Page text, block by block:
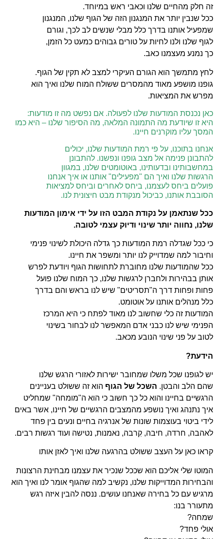
זה חלק מהחיים שלנו וכאבי ראש במיוחד.
ככל שנבין יותר את המנגנון הזה של הגוף שלנו, המנגנון
שמפעיל אותנו בדרך כלל מבלי שנשים לב לכך, וגורם
לגוף שלנו ולנו לחיות על טורים גבוהים כמעט כל הזמן,
כך נמנע מעצמנו כאב.
לחץ מתמשך הוא הגורם העיקרי למצב לא תקין של הגוף.
גופנו מושפע מאוד מהמסרים ששולח המוח שלנו ואיך הוא
מפרש את המציאות.
כאן נכנסת המודעות שלנו לפעולה. אם נפשט מה זו מודעות:
היא זו שיודעת מה התמונה המלאה, מה הסיפור שלנו – היא כמו
המסך עליו מוקרנים חיינו.
אנחנו בתוכנו, על פי רמת המודעות שלנו, יכולים
להתבונן פנימה אל מצב גופנו ונפשנו. להתבונן
במחשבותינו ובדעותינו, באוטומטים שלנו, במגוון
הרגשות שלנו ואיך הם "מפעילים" אותנו או איך אנחנו
פועלים ביחס לעצמנו, ביחס לאחרים וביחס למציאות
הסובבת אותנו, כביכול מנקודת מבט חיצונית לנו.
ככל שנתאמן על נקודת המבט הזו על ידי אימון המודעות
שלנו, נחווה יותר שינוי ודיוק עצמי לטובה.
כי ככל שגדלה רמת המודעות כך גדלה היכולת לשינוי פנימי
וחיבור למה שמדוייק לנו יותר ומשפר את חיינו.
ככל שהמודעות שלנו מחוברת לתחושות הגוף ויודעת לפרש
אותן בבהירות ולחברן לרגשות שלנו, כך המוח שלנו פועל
פחות ופחות דרך ה"תסריטים" שיש לנו בראש והם בדרך
כלל מנהלים אותנו על אוטומט.
המודעות זה כלי שחשוב לנו מאוד לפתח כי היא המרכז
הפנימי שיש לנו כבני אדם המאפשר לנו לבחור בשינוי
לטוב על פני שינוי הנובע מכאב.
הידעת?
יש לגופנו שכל משלו שמחובר ישירות לאזורי הרגש שלנו
שהם הלב והבטן. השכל של הגוף הוא זה ששולט בעניינים
הרגשיים בחיינו והוא כל כך חשוב כי הוא ה"מומחה" שמחליט
איך נתנהג ואיך נושפע מהמצבים הרגשיים של חיינו, אשר באים
לידי ביטוי בעוצמות שונות של אנרגיה בחיים ונעים בין פחד
לאהבה, חרדה, חיבה, קִרבה, נאמנות, נטישה ועוד רגשות רבים.
קראו כאן על העצב ששולט בהרגעה שלנו ואיך לאזן אותו
המוטו שלי אליכם הוא שככל שנכיר את עצמנו מבחינת הרצונות
והבחירות המדוייקות שלנו, נקשיב למה שהגוף אומר לנו ואיך הוא
מרגיש עם כל בחירה שאנחנו עושים. ננסה להבין איזה רגש
מתעורר בנו:
שמחה?
אולי פחד?